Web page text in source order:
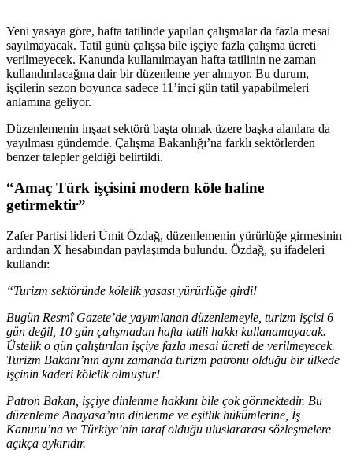
Yeni yasaya göre, hafta tatilinde yapılan çalışmalar da fazla mesai
sayılmayacak. Tatil günü çalışsa bile işçiye fazla çalışma ücreti
verilmeyecek. Kanunda kullanılmayan hafta tatilinin ne zaman
kullandırılacağına dair bir düzenleme yer almıyor. Bu durum,
işçilerin sezon boyunca sadece 11’inci gün tatil yapabilmeleri
anlamına geliyor.
Düzenlemenin inşaat sektörü başta olmak üzere başka alanlara da
yayılması gündemde. Çalışma Bakanlığı’na farklı sektörlerden
benzer talepler geldiği belirtildi.
“Amaç Türk işçisini modern köle haline
getirmektir”
Zafer Partisi lideri Ümit Özdağ, düzenlemenin yürürlüğe girmesinin
ardından X hesabından paylaşımda bulundu. Özdağ, şu ifadeleri
kullandı:
“Turizm sektöründe kölelik yasası yürürlüğe girdi!
Bugün Resmî Gazete’de yayımlanan düzenlemeyle, turizm işçisi 6
gün değil, 10 gün çalışmadan hafta tatili hakkı kullanamayacak.
Üstelik o gün çalıştırılan işçiye fazla mesai ücreti de verilmeyecek.
Turizm Bakanı’nın aynı zamanda turizm patronu olduğu bir ülkede
işçinin kaderi kölelik olmuştur!
Patron Bakan, işçiye dinlenme hakkını bile çok görmektedir. Bu
düzenleme Anayasa’nın dinlenme ve eşitlik hükümlerine, İş
Kanunu’na ve Türkiye’nin taraf olduğu uluslararası sözleşmelere
açıkça aykırıdır.